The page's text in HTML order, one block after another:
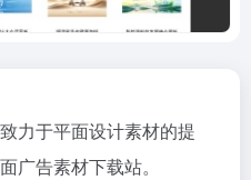
力于平面设计素材的提
广告素材下载站。